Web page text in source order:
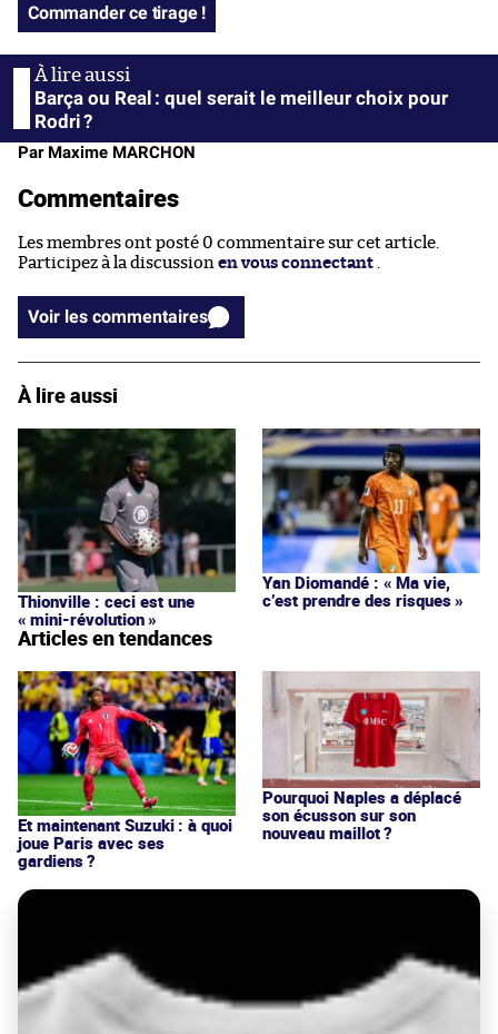
Commander ce tirage !
Barça ou Real : quel serait le meilleur choix pour
Rodri ?
Par Maxime MARCHON
Commentaires
Les membres ont posté 0 commentaire sur cet article.
Participez à la discussion en vous connectant
Voir les commentaires
À lire aussi
Thionville : ceci est une
« mini-révolution »
Yan Diomandé : « Ma vie,
c’est prendre des risques »
Articles en tendances
Et maintenant Suzuki : à quoi
joue Paris avec ses
gardiens ?
Pourquoi Naples a déplacé
son écusson sur son
nouveau maillot ?